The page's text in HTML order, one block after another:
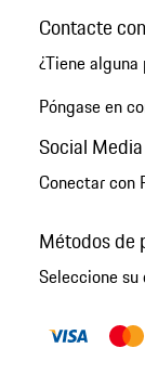
Contacte
¿Tiene
Póngase en
Social Media
Conectar con
Métodos de
Seleccione